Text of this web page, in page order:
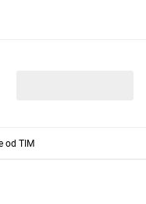
od TIM